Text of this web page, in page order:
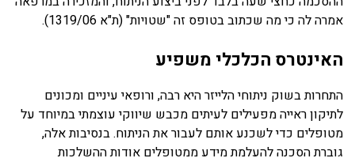
אמרה לה כי מה שכתוב בטופס זה "שטויות" (ת"א 1319/06).
האינטרס הכלכלי משפיע
התחרות בשוק ניתוחי הלייזר היא רבה, ורופאי עיניים ומכונים
לתיקון ראייה מפעילים לעיתים מכבש שיווקי עוצמתי במיוחד על
מטופלים כדי לשכנע אותם לעבור את הניתוח. בנסיבות אלה,
גוברת הסכנה להעלמת מידע ממטופלים אודות ההשלכות